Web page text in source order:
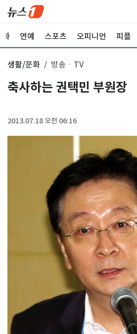
화 연예 스포츠 오피니언 피플
생활/문화 방송ㆍTV
축사하는 권택민 부원장
2013.07.18 오전 06:16